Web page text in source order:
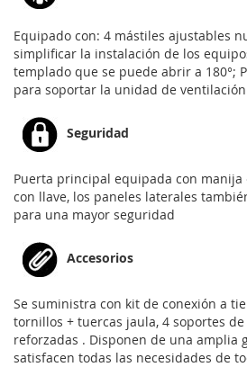
Equipado con: 4 mástiles ajustables
simplificar la instalación de los
templado que se puede abrir a 180°;
para soportar la unidad de
Seguridad
Puerta principal equipada con
con llave, los paneles laterales
para una mayor seguridad
Accesorios
Se suministra con kit de conexión a
tornillos + tuercas jaula, 4 soportes
reforzadas . Disponen de una amplia
satisfacen todas las necesidades de